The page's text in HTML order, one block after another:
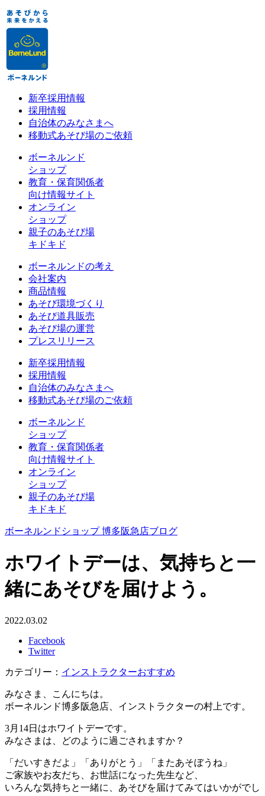
新卒採用情報
採用情報
自治体のみなさまへ
移動式あそび場のご依頼
ボーネルンド
ショップ
教育・保育関係者
向け情報サイト
オンライン
ショップ
親子のあそび場
キドキド
ボーネルンドの考え
会社案内
商品情報
あそび環境づくり
あそび道具販売
あそび場の運営
プレスリリース
新卒採用情報
採用情報
自治体のみなさまへ
移動式あそび場のご依頼
ボーネルンド
ショップ
教育・保育関係者
向け情報サイト
オンライン
ショップ
親子のあそび場
キドキド
ボーネルンドショップ 博多阪急店ブログ
ホワイトデーは、気持ちと一
緒にあそびを届けよう。
2022.03.02
Facebook
Twitter
カテゴリー： インストラクターおすすめ
みなさま、こんにちは。
ボーネルンド博多阪急店、インストラクターの村上です。
3月14日はホワイトデーです。
みなさまは、どのように過ごされますか？
「だいすきだよ」「ありがとう」「またあそぼうね」
ご家族やお友だち、お世話になった先生など、
いろんな気持ちと一緒に、あそびを届けてみてはいかがでし